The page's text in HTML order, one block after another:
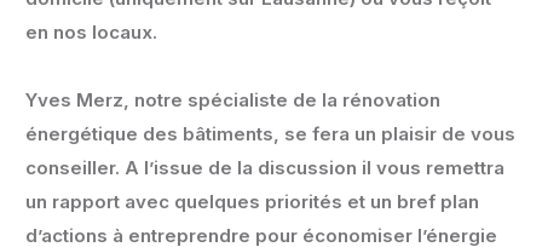
en nos locaux.
Yves Merz, notre spécialiste de la rénovation
énergétique des bâtiments, se fera un plaisir de vous
conseiller. A l’issue de la discussion il vous remettra
un rapport avec quelques priorités et un bref plan
d’actions à entreprendre pour économiser l’énergie